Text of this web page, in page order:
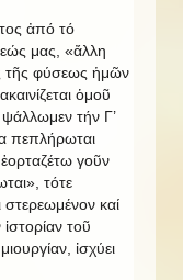
ἀπό τό
μας, «ἄλλη
τῆς φύσεως ἡμῶν
ὁμοῦ
τήν Γ’
πεπλήρωται
ἑορταζέτω γοῦν
τότε
στερεωμένον καί
τοῦ
ἰσχύει